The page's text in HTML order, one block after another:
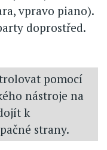
vpravo piano).
doprostřed.
pomocí
nástroje na
k
strany.